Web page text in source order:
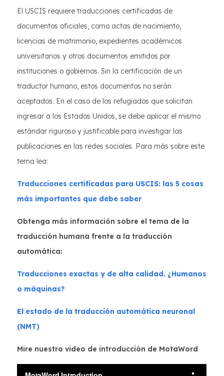
El USCIS requiere traducciones certificadas de
documentos oficiales, como actas de nacimiento,
licencias de matrimonio, expedientes académicos
universitarios y otros documentos emitidos por
instituciones o gobiernos. Sin la certificación de un
traductor humano, estos documentos no serán
aceptados. En el caso de los refugiados que solicitan
ingresar a los Estados Unidos, se debe aplicar el mismo
estándar riguroso y justificable para investigar las
publicaciones en las redes sociales. Para más sobre este
tema lea:
Traducciones certificadas para USCIS: las 5 cosas
más importantes que debe saber
Obtenga más información sobre el tema de la
traducción humana frente a la traducción
automática:
Traducciones exactas y de alta calidad. ¿Humanos
o máquinas?
El estado de la traducción automática neuronal
(NMT)
Mire nuestro video de introducción de MotaWord